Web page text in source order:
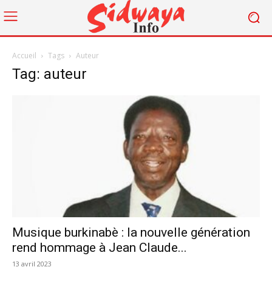
Accueil Tags Auteur
Tag: auteur
Musique burkinabè : la nouvelle génération
rend hommage à Jean Claude...
13 avril 2023